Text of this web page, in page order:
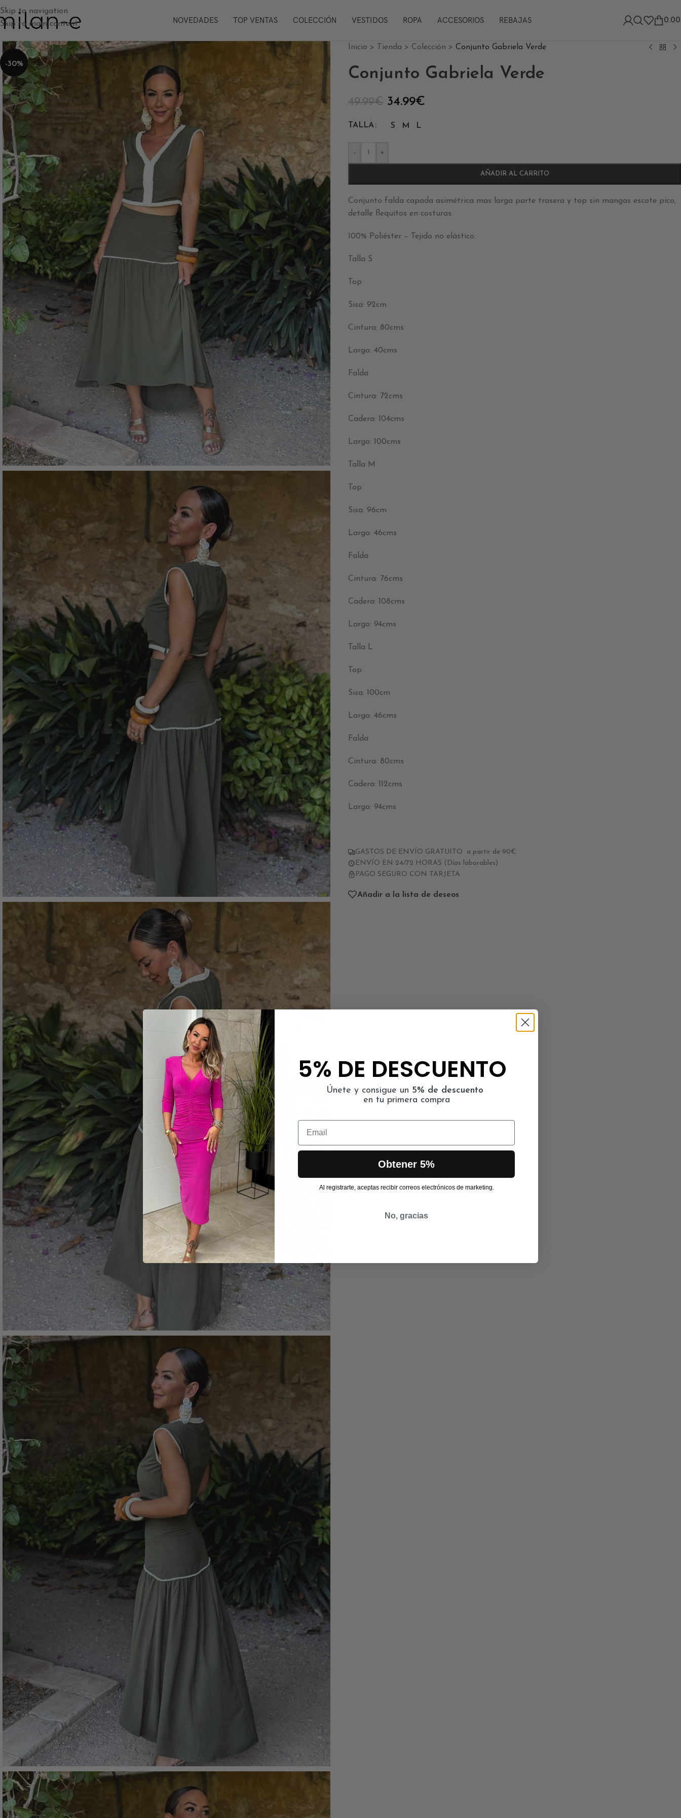
Skip to navigation
Skip to main content
NOVEDADES TOP VENTAS COLECCIÓN VESTIDOS ROPA ACCESORIOS REBAJAS 0.00
-30%
Inicio > Tienda > Colección > Conjunto Gabriela Verde
Conjunto Gabriela Verde
49.99€ 34.99€
TALLA S M L
- +
AÑADIR AL CARRITO
Conjunto falda capada asimétrica mas larga parte trasera y top sin mangas escote pico,
detalle flequitos en costuras.
100% Poliéster – Tejido no elástico.
Talla S
Top
Sisa: 92cm
Cintura: 80cms
Largo: 40cms
Falda
Cintura: 72cms
Cadera: 104cms
Largo: 100cms
Talla M
Top
Sisa: 96cm
Largo: 46cms
Falda
Cintura: 76cms
Cadera: 108cms
Largo: 94cms
Talla L
Top
Sisa: 100cm
Largo: 46cms
Falda
Cintura: 80cms
Cadera: 112cms
Largo: 94cms
GASTOS DE ENVÍO GRATUITO a partir de 90€
ENVÍO EN 24/72 HORAS (Días laborables)
PAGO SEGURO CON TARJETA
Añadir a la lista de deseos
5% DE DESCUENTO
Únete y consigue un 5% de descuento
en tu primera compra
Email
Obtener 5%
Al registrarte, aceptas recibir correos electrónicos de marketing.
No, gracias